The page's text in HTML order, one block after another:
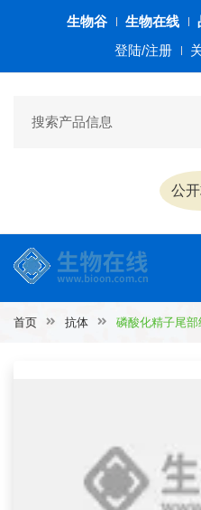
生物谷 生物在线
登陆/注册
公
首页 抗体 磷酸化精子尾